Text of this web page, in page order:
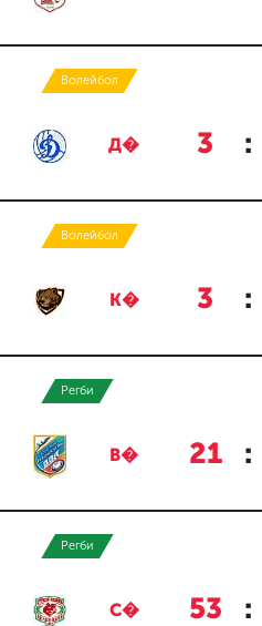
Волейбол
Д� 3 :
Волейбол
К� 3 :
Регби
В� 21 :
Регби
С� 53 :